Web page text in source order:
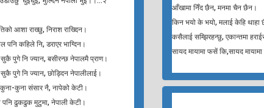
आशा राख्छु, निराश राख्दिन।
पनि कहिले नि, डराएर भाग्दिन।
पुगे नि ज्यान, बसीरन्छ नेपालमै प्राण।
पुगे नि ज्यान, छोड्दिन नेपालीलाई।
कुना संसार नै, नापेको केटी।
पनि ढुकढुक मुटुमा, नेपाली केटी।
आँखामा निँद छैन, मनमा चैन छैन।
किन भयो के भयो, मलाई केहि थाहा
कसैलाई सम्झिरहन्छु, एकान्तमा
सायद मायामा फसें कि,सायद